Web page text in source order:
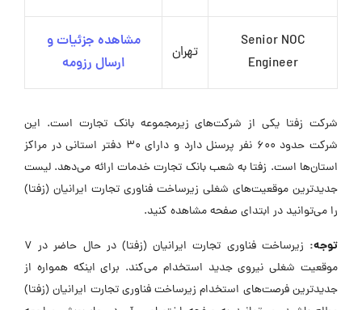
Senior NOC
Engineer
تهران
مشاهده جزئیات و
ارسال رزومه
شرکت زفتا یکی از شرکت‌های زیرمجموعه بانک تجارت است. این
شرکت حدود 600 نفر پرسنل دارد و دارای 30 دفتر استانی در مراکز
استان‌ها است. زفتا به شعب بانک تجارت خدمات ارائه می‌دهد. لیست
جدیدترین موقعیت‌های شغلی زیرساخت فناوری تجارت ایرانیان (زفتا)
را می‌توانید در ابتدای صفحه مشاهده کنید.
توجه:
زیرساخت فناوری تجارت ایرانیان (زفتا) در حال حاضر در ۷
موقعیت شغلی نیروی جدید استخدام می‌کند. برای اینکه همواره از
جدیدترین فرصت‌های استخدام زیرساخت فناوری تجارت ایرانیان (زفتا)